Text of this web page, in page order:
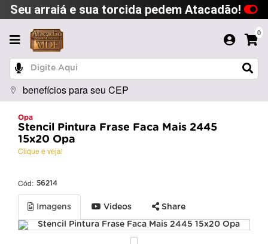
Seu arraiá e sua torcida pedem Atacadão!
0
benefícios para seu CEP
Opa
Stencil Pintura Frase Faca Mais 2445
15x20 Opa
Clique e veja!
Cód: 56214
Imagens Videos Share